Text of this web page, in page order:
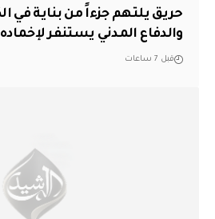
حريق يلتهم جزءاً من بناية في
والدفاع المدني يستنفر لإخماده
قبل 7 ساعات